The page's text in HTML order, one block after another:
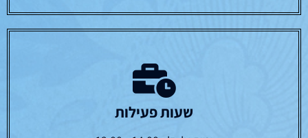
שעות פעילות